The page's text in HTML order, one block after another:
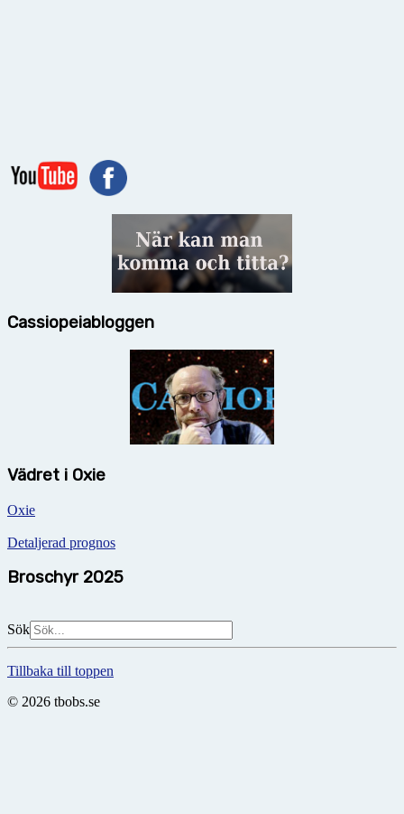
Cassiopeiabloggen
Vädret i Oxie
Oxie
Detaljerad prognos
Broschyr 2025
Sök
Tillbaka till toppen
© 2026 tbobs.se